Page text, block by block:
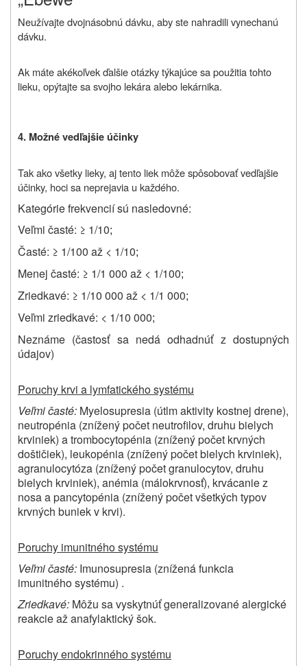
Neužívajte dvojnásobnú dávku, aby ste nahradili vynechanú
dávku.
Ak máte akékoľvek ďalšie otázky týkajúce sa použitia tohto
lieku, opýtajte sa svojho lekára alebo lekárnika.
4. Možné vedľajšie účinky
Tak ako všetky lieky, aj tento liek môže spôsobovať vedľajšie
účinky, hoci sa neprejavia u každého.
Kategórie frekvencií sú nasledovné:
Veľmi časté: ≥ 1/10;
Časté: ≥ 1/100 až < 1/10;
Menej časté: ≥ 1/1 000 až < 1/100;
Zriedkavé: ≥ 1/10 000 až < 1/1 000;
Veľmi zriedkavé: < 1/10 000;
Neznáme (častosť sa nedá odhadnúť z dostupných
údajov)
Poruchy krvi a lymfatického systému
Veľmi časté: Myelosupresia (útlm aktivity kostnej drene),
neutropénia (znížený počet neutrofilov, druhu bielych
krviniek) a trombocytopénia (znížený počet krvných
doštičiek), leukopénia (znížený počet bielych krviniek),
agranulocytóza (znížený počet granulocytov, druhu
bielych krviniek), anémia (málokrvnosť), krvácanie z
nosa a pancytopénia (znížený počet všetkých typov
krvných buniek v krvi).
Poruchy imunitného systému
Veľmi časté: Imunosupresia (znížená funkcia
imunitného systému) .
Zriedkavé: Môžu sa vyskytnúť generalizované alergické
reakcie až anafylaktický šok.
Poruchy endokrinného systému